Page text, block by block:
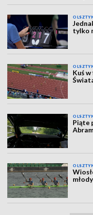
tylko
Kuś
Piąte